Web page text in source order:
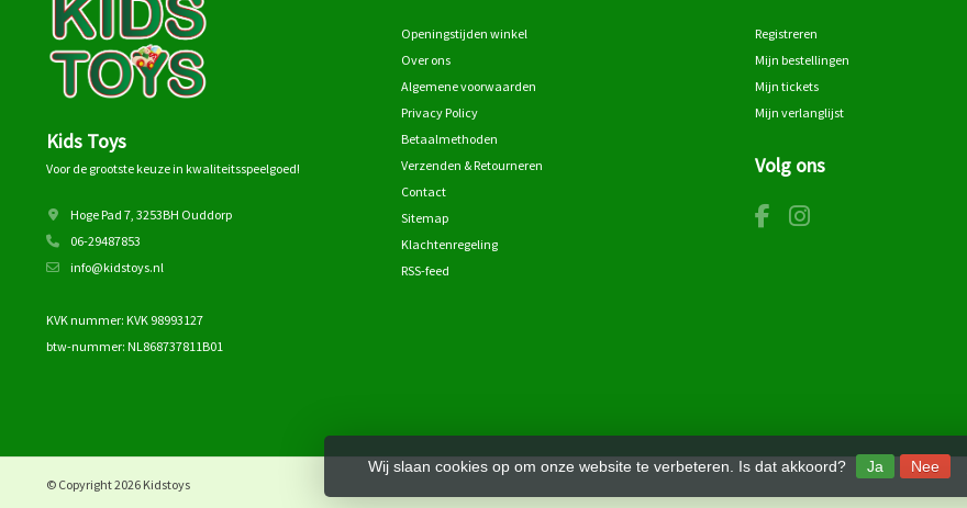
Wij slaan cookies op om onze website te verbeteren. Is dat akkoord? Ja Nee
Kids Toys
Voor de grootste keuze in kwaliteitsspeelgoed!
Hoge Pad 7, 3253BH Ouddorp
06-29487853
info@kidstoys.nl
KVK nummer: KVK 98993127
btw-nummer: NL868737811B01
Openingstijden winkel
Over ons
Algemene voorwaarden
Privacy Policy
Betaalmethoden
Verzenden & Retourneren
Contact
Sitemap
Klachtenregeling
RSS-feed
Registreren
Mijn bestellingen
Mijn tickets
Mijn verlanglijst
Volg ons
© Copyright 2026 Kidstoys